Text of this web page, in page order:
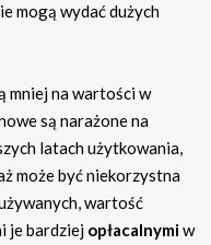
mogą wydać dużych
mniej na wartości w
są narażone na
latach użytkowania,
może być niekorzystna
wartość
je bardziej opłacalnymiw